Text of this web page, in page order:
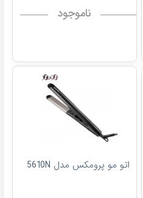
ناموجود
اتو مو پرومکس مدل 5610N